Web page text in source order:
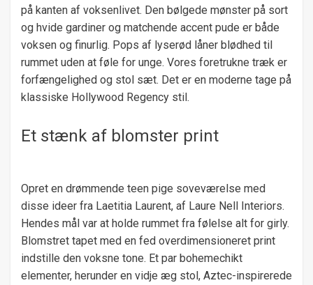
på kanten af ​​voksenlivet. Den bølgede mønster på sort
og hvide gardiner og matchende accent pude er både
voksen og finurlig. Pops af lyserød låner blødhed til
rummet uden at føle for unge. Vores foretrukne træk er
forfængelighed og stol sæt. Det er en moderne tage på
klassiske Hollywood Regency stil.
Et stænk af blomster print
Opret en drømmende teen pige soveværelse med
disse ideer fra Laetitia Laurent, af Laure Nell Interiors.
Hendes mål var at holde rummet fra følelse alt for girly.
Blomstret tapet med en fed overdimensioneret print
indstille den voksne tone. Et par bohemechikt
elementer, herunder en vidje æg stol, Aztec-inspirerede